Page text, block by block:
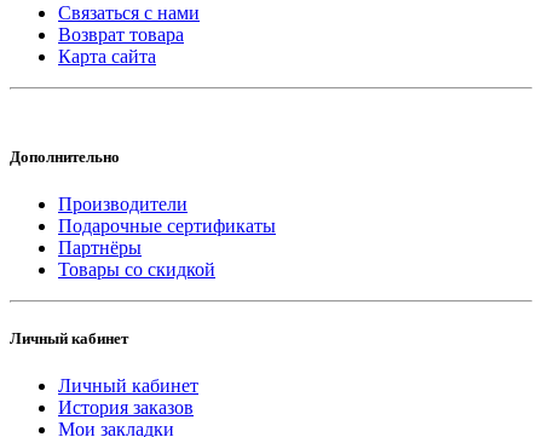
Связаться с нами
Возврат товара
Карта сайта
Дополнительно
Производители
Подарочные сертификаты
Партнёры
Товары со скидкой
Личный кабинет
Личный кабинет
История заказов
Мои закладки